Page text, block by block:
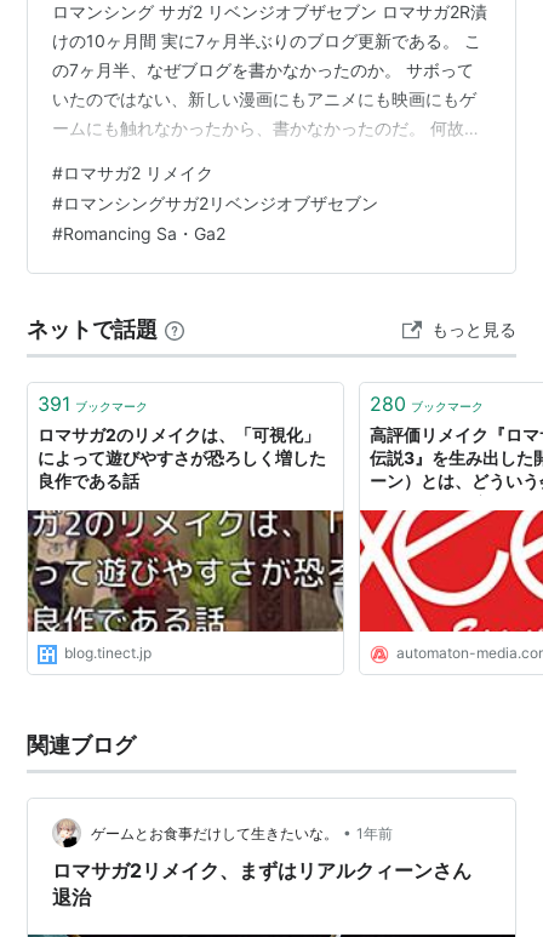
ロマンシング サガ2 リベンジオブザセブン ロマサガ2R漬
けの10ヶ月間 実に7ヶ月半ぶりのブログ更新である。 こ
の7ヶ月半、なぜブログを書かなかったのか。 サボって
いたのではない、新しい漫画にもアニメにも映画にもゲ
ームにも触れなかったから、書かなかったのだ。 何故か
ジで、昨年10月25日の発売から丸10ヶ月間、 一冊も漫画
を読まず、 一話もアニメを見ず、 一個も映画を見ず、
ひたすらロマサガ2Rだけをやってきた。 10ヶ月間、 全
14周、 総プレイ時間555時間。 ここまでハマって時間を
#ロマサガ2 リメイク
#ロマンシングサガ2リベンジオブザセブン
#Romancing Sa・Ga2
ネットで話題 もっと見る
391 ブックマーク
ロマサガ2のリメイクは、「可視化」
によって遊びやすさが恐ろしく増した
良作である話
blog.tinect.jp
280 ブックマーク
高評価リメイク『ロ
伝説3』を生み出した
ーン）とは、どうい
グループになった理
任者に訊いた -
automaton-
関連ブログ
ゲームとお食事だけして生きたいな。 • 1年前
ロマサガ2リメイク、まずはリアルクィーンさん
退治